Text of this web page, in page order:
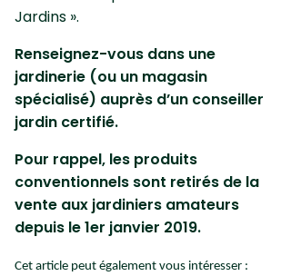
Jardins ».
Renseignez-vous dans une
jardinerie (ou un magasin
spécialisé) auprès d’un conseiller
jardin certifié.
Pour rappel, les produits
conventionnels sont retirés de la
vente aux jardiniers amateurs
depuis le 1er janvier 2019.
Cet article peut également vous intéresser :